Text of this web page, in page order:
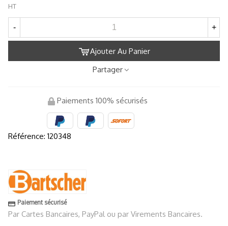
HT
- +
Ajouter Au Panier
Partager
Paiements 100% sécurisés
Référence: 120348
Paiement sécurisé
Par Cartes Bancaires, PayPal ou par Virements Bancaires.